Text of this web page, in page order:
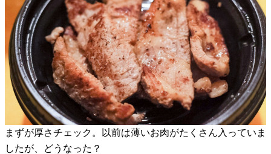
まずが厚さチェック。以前は薄いお肉がたくさん入っていま
したが、どうなった？